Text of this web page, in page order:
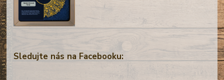
Sledujte nás na Facebooku: